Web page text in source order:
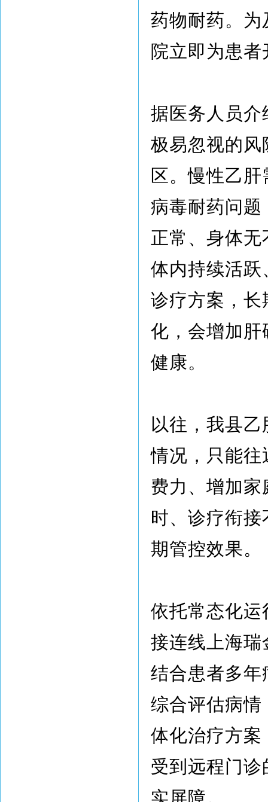
药物耐药。
院立即为患
据医务人员
极易忽视的
区。慢性乙
病毒耐药问
正常、身体
体内持续活
诊疗方案，
化，会增加
健康。
以往，我县
情况，只能
费力、增加
时、诊疗衔
期管控效果。
依托常态化运
接连线上海
结合患者多
综合评估病
体化治疗方
受到远程门
实屏障。